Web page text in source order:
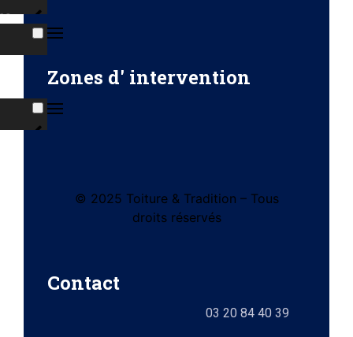
Zones d' intervention
© 2025 Toiture & Tradition – Tous
droits réservés
Contact
03 20 84 40 39